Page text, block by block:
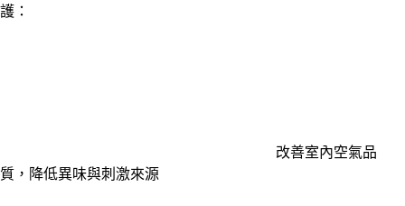
護：
改善室內空氣品
質，降低異味與刺激來源